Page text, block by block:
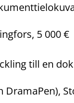
5 000 €
till en
DramaPen),